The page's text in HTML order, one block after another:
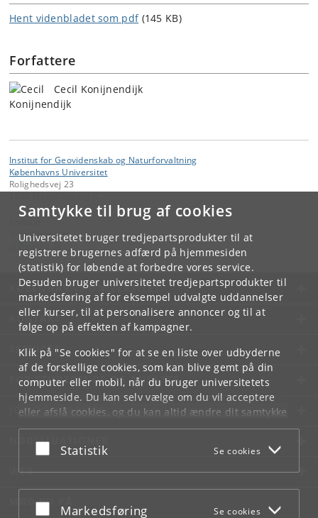
Samtykke til brug af cookies
Universitetet bruger tredjepartsprodukter til at
registrere brugernes adfærd på hjemmesiden
(statistik) for løbende at forbedre vores service.
Desuden bruger universitetet tredjepartsprodukter til
markedsføring af for eksempel udvalgte uddannelser
eller kurser, til at personalisere annoncer og til at
følge op på effekten af kampagner.
Klik på "Se cookies" for at se en liste over udbyderne
af de forskellige cookies, som kan blive gemt på din
computer eller mobil, når du bruger universitetets
hjemmeside. Du kan selv vælge om du vil acceptere
eller afslå cookies, og du kan altid ændre dit samtykke
underCookie- og privatlivspolitiksom du finder i
bunden af hver side.
Acceptér eller afslå
Statistik Se cookies
Acceptér eller afslå
Markedsføring Se cookies
Hent videnbladet som pdf (145 KB)
Forfattere
Cecil Konijnendijk
Institut for Geovidenskab og Naturforvaltning
Københavns Universitet
Rolighedsvej 23
Videntjenesten
KØBENHAVNS UNIVERSITET
KONTAKT
SERVICES
FOR STUDERENDE OG ANSATTE
JOB OG KARRIERE
NØDSITUATIONER
WEB
MØD KU PÅ